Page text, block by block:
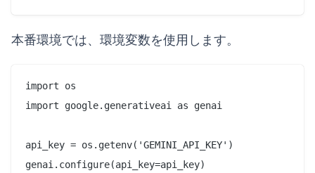
本番環境では、環境変数を使用します。
import os
import google.generativeai as genai
api_key = os.getenv('GEMINI_API_KEY')